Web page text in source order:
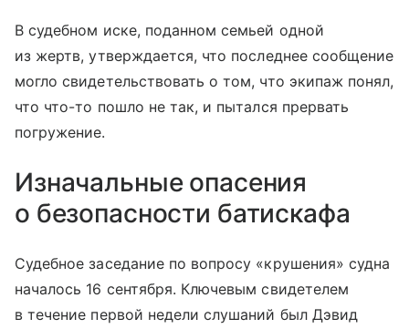
В судебном иске, поданном семьей одной
из жертв, утверждается, что последнее сообщение
могло свидетельствовать о том, что экипаж понял,
что что-то пошло не так, и пытался прервать
погружение.
Изначальные опасения
о безопасности батискафа
Судебное заседание по вопросу «крушения» судна
началось 16 сентября. Ключевым свидетелем
в течение первой недели слушаний был Дэвид